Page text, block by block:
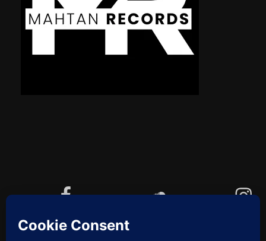
YouTube
Cookie-Richtlinie (EU)